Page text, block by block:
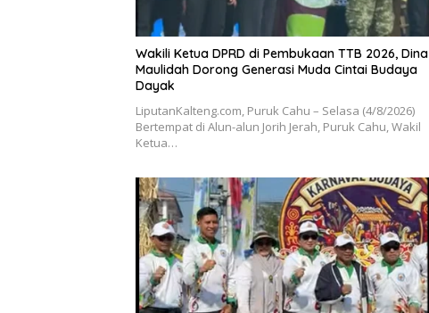
Wakili Ketua DPRD di Pembukaan TTB 2026, Dina
Maulidah Dorong Generasi Muda Cintai Budaya
Dayak
LiputanKalteng.com, Puruk Cahu – Selasa (4/8/2026)
Bertempat di Alun-alun Jorih Jerah, Puruk Cahu, Wakil
Ketua…